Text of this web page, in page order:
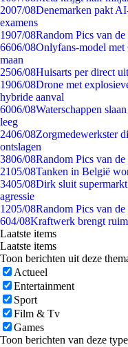
2007/08Denemarken pakt
examens
1907/08Random Pics van
6606/08Onlyfans-model
maan
2506/08Huisarts per direct
1906/08Drone met
hybride aanval
6006/08Waterschappen
leeg
2406/08Zorgmedewerkster
ontslagen
3806/08Random Pics van
2105/08Tanken in België
3405/08Dirk sluit
agressie
1205/08Random Pics van
604/08Kraftwerk brengt
Laatste items
Laatste items
Toon berichten uit deze
Actueel
Entertainment
Sport
Film & Tv
Games
Toon berichten van deze